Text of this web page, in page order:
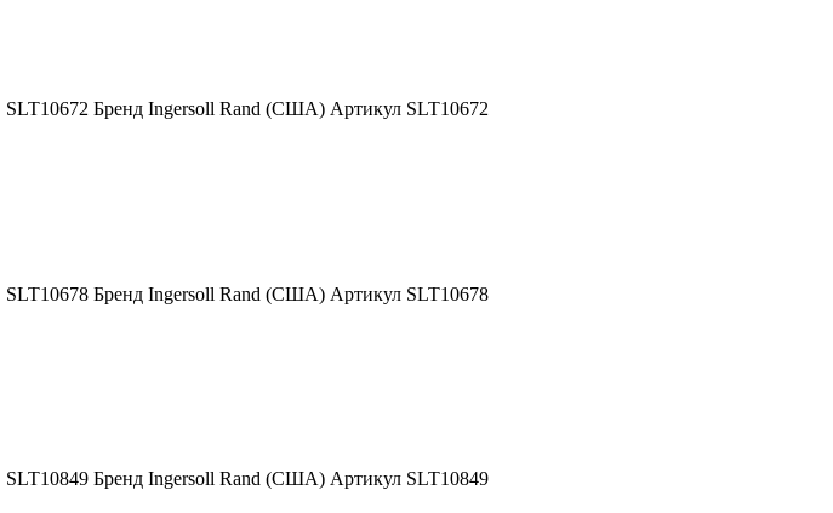
Бренд Ingersoll Rand (США) Артикул SLT10672
Бренд Ingersoll Rand (США) Артикул SLT10678
Бренд Ingersoll Rand (США) Артикул SLT10849